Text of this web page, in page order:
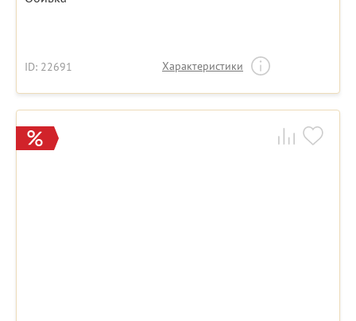
ID: 22691 Характеристики